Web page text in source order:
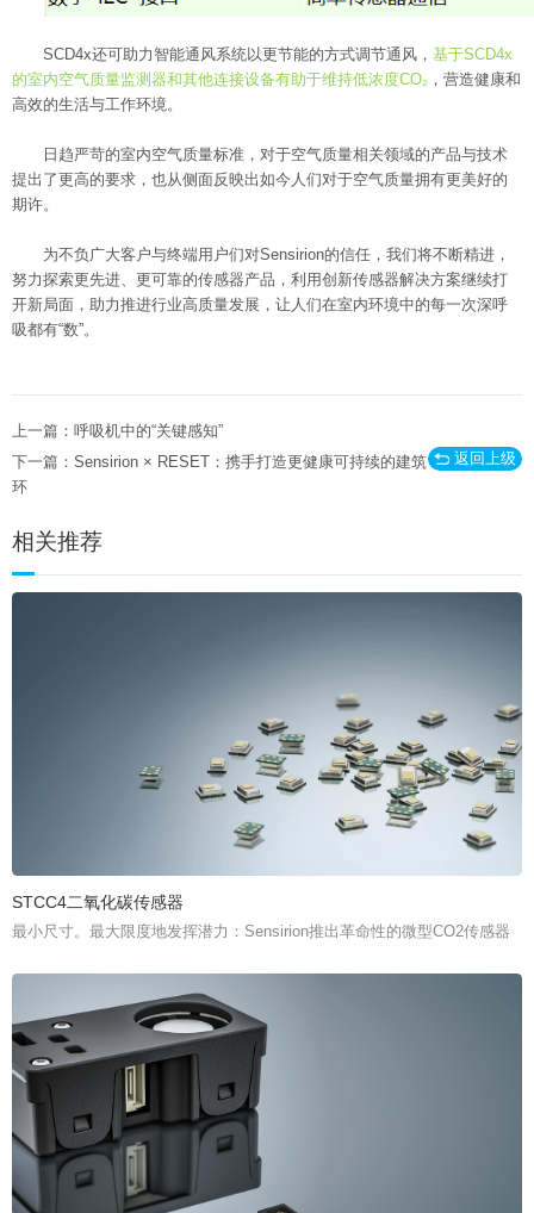
SCD4x还可助力智能通风系统以更节能的方式调节通风，基于SCD4x
的室内空气质量监测器和其他连接设备有助于维持低浓度CO₂ ，营造健康和
高效的生活与工作环境。
日趋严苛的室内空气质量标准，对于空气质量相关领域的产品与技术
提出了更高的要求，也从侧面反映出如今人们对于空气质量拥有更美好的
期许。
为不负广大客户与终端用户们对Sensirion的信任，我们将不断精进，
努力探索更先进、更可靠的传感器产品，利用创新传感器解决方案继续打
开新局面，助力推进行业高质量发展，让人们在室内环境中的每一次深呼
吸都有“数”。
上一篇：呼吸机中的“关键感知”
下一篇：Sensirion × RESET：携手打造更健康可持续的建筑
环
返回上级
相关推荐
STCC4二氧化碳传感器
最小尺寸。最大限度地发挥潜力：Sensirion推出革命性的微型CO2传感器